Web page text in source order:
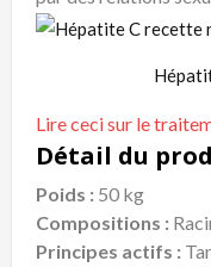
Lire ceci sur le
Poids : 50 kg
Compositions :
Principes actifs :